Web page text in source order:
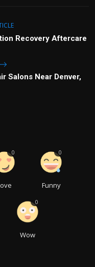
Recovery Aftercare
Salons Near Denver,
0
Funny
0
Wow
0